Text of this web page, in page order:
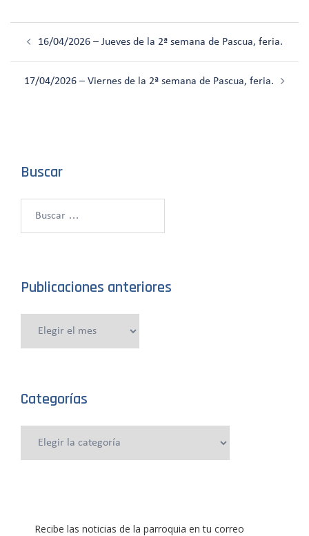
16/04/2026 – Jueves de la 2ª semana de Pascua, feria.
17/04/2026 – Viernes de la 2ª semana de Pascua, feria.
Buscar
Publicaciones anteriores
Categorías
Recibe las noticias de la parroquia en tu correo